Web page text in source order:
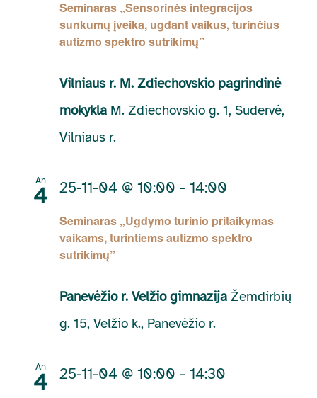
Seminaras „Sensorinės integracijos
sunkumų įveika, ugdant vaikus, turinčius
autizmo spektro sutrikimų”
Vilniaus r. M. Zdiechovskio pagrindinė
mokykla M. Zdiechovskio g. 1, Sudervė,
Vilniaus r.
An
4
Seminaras „Ugdymo turinio pritaikymas
vaikams, turintiems autizmo spektro
sutrikimų”
25-11-04 @ 10:00 - 14:00
Panevėžio r. Velžio gimnazija Žemdirbių
g. 15, Velžio k., Panevėžio r.
An
4 25-11-04 @ 10:00 - 14:30